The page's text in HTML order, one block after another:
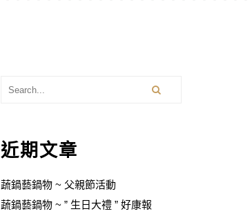
近期文章
蔬鍋藝鍋物 ~ 父親節活動
蔬鍋藝鍋物 ~ ” 生日大禮 ” 好康報